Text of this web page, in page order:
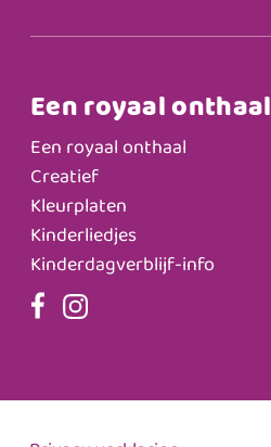
Een royaal onthaal
Een royaal onthaal
Creatief
Kleurplaten
Kinderliedjes
Kinderdagverblijf-info